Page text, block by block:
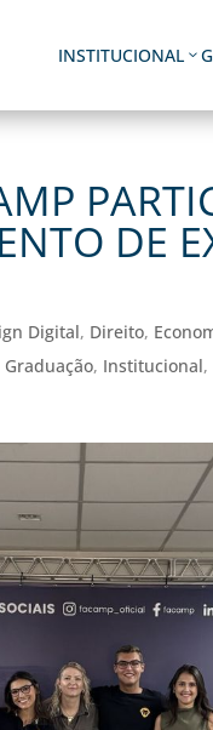
INSTITUCIONAL 3
DE
Digital, Direito,
Graduação, Institucional,